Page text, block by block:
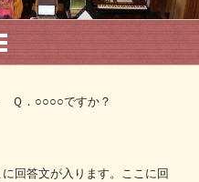
Ｑ．○○○○ですか？
回答文が入ります。ここに回